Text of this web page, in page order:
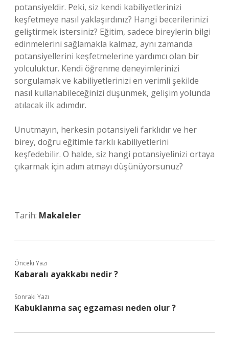
potansiyeldir. Peki, siz kendi kabiliyetlerinizi
keşfetmeye nasıl yaklaşırdınız? Hangi becerilerinizi
geliştirmek istersiniz? Eğitim, sadece bireylerin bilgi
edinmelerini sağlamakla kalmaz, aynı zamanda
potansiyellerini keşfetmelerine yardımcı olan bir
yolculuktur. Kendi öğrenme deneyimlerinizi
sorgulamak ve kabiliyetlerinizi en verimli şekilde
nasıl kullanabileceğinizi düşünmek, gelişim yolunda
atılacak ilk adımdır.
Unutmayın, herkesin potansiyeli farklıdır ve her
birey, doğru eğitimle farklı kabiliyetlerini
keşfedebilir. O halde, siz hangi potansiyelinizi ortaya
çıkarmak için adım atmayı düşünüyorsunuz?
Tarih: Makaleler
Önceki Yazı
Kabaralı ayakkabı nedir ?
Sonraki Yazı
Kabuklanma saç egzaması neden olur ?